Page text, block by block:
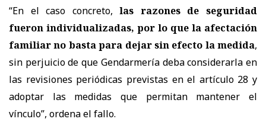
“En el caso concreto,las razones de seguridad
fueron individualizadas, por lo que la afectación
familiar no basta para dejar sin efecto la medida,
sin perjuicio de que Gendarmería deba considerarla en
las revisiones periódicas previstas en el artículo 28 y
adoptar las medidas que permitan mantener el
vínculo”, ordena el fallo.